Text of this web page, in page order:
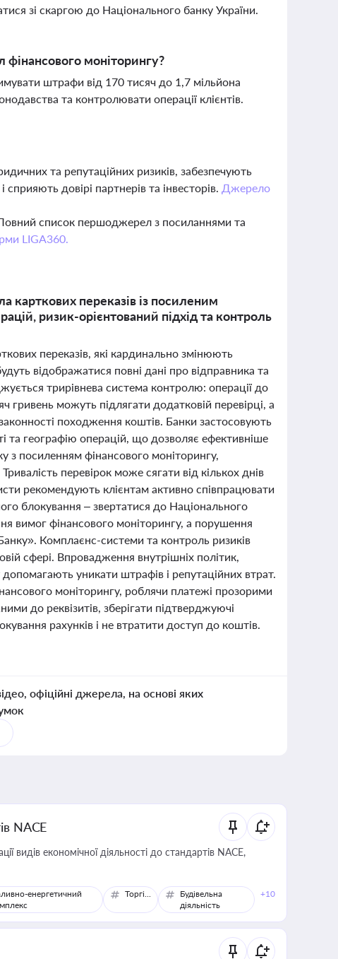
зі скаргою до Національного банку України.
моніторингу?
штрафи від 170 тисяч до 1,7 мільйона
та контролювати операції клієнтів.
та репутаційних ризиків, забезпечують
довірі партнерів та інвесторів. Джерело
список першоджерел з посиланнями та
LIGA360.
карткових переказів із посиленим
ризик-орієнтований підхід та контроль
переказів, які кардинально змінюють
відображатися повні дані про відправника та
трирівнева система контролю: операції до
гривень можуть підлягати додатковій перевірці, а
походження коштів. Банки застосовують
та географію операцій, що дозволяє ефективніше
з посиленням фінансового моніторингу,
перевірок може сягати від кількох днів
рекомендують клієнтам активно співпрацювати
блокування – звертатися до Національного
вимог фінансового моніторингу, а порушення
Комплаєнс-системи та контроль ризиків
сфері. Впровадження внутрішніх політик,
уникати штрафів і репутаційних втрат.
моніторингу, роблячи платежі прозорими
до реквізитів, зберігати підтверджуючі
рахунків і не втратити доступ до коштів.
офіційні джерела, на основі яких
NACE
видів економічної діяльності до стандартів NACE,
енергетичний
Торгівля
Будівельна
діяльність
+10